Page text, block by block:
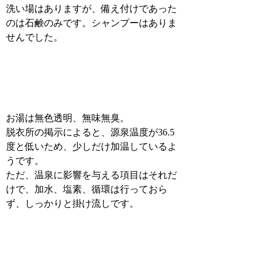
洗い場はありますが、備え付けであった
のは石鹸のみです。シャンプーはありま
せんでした。
お湯は無色透明、無味無臭。
脱衣所の掲示によると、源泉温度が36.5
度と低いため、少しだけ加温しているよ
うです。
ただ、温泉に影響を与える項目はそれだ
けで、加水、塩素、循環は行っておら
ず、しっかりと掛け流しです。